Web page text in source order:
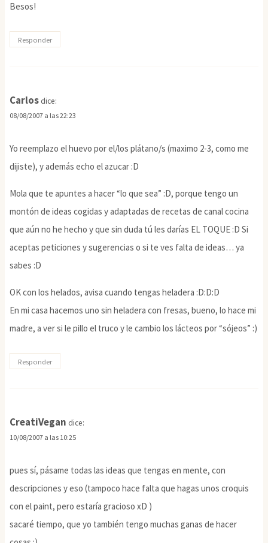
Besos!
Responder
Carlos dice:
08/08/2007 a las 22:23
Yo reemplazo el huevo por el/los plátano/s (maximo 2-3, como me
dijiste), y además echo el azucar :D
Mola que te apuntes a hacer “lo que sea” :D, porque tengo un
montón de ideas cogidas y adaptadas de recetas de canal cocina
que aún no he hecho y que sin duda tú les darías EL TOQUE :D Si
aceptas peticiones y sugerencias o si te ves falta de ideas… ya
sabes :D
OK con los helados, avisa cuando tengas heladera :D:D:D
En mi casa hacemos uno sin heladera con fresas, bueno, lo hace mi
madre, a ver si le pillo el truco y le cambio los lácteos por “sójeos” :)
Responder
CreatiVegan dice:
10/08/2007 a las 10:25
pues sí, pásame todas las ideas que tengas en mente, con
descripciones y eso (tampoco hace falta que hagas unos croquis
con el paint, pero estaría gracioso xD )
sacaré tiempo, que yo también tengo muchas ganas de hacer